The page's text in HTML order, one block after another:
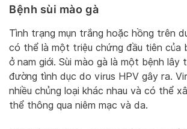
Bệnh sùi mào gà
Tình trạng mụn trắng hoặc hồng trên
có thể là một triệu chứng đầu tiên của
ở nam giới. Sùi mào gà là một bệnh lây
đường tình dục do virus HPV gây ra.
nhiều chủng loại khác nhau và có thể
thể thông qua niêm mạc và da.